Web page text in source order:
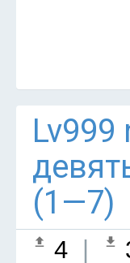
(1—7)
4